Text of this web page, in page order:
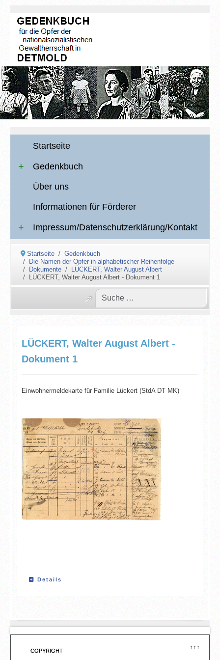
Startseite
Gedenkbuch
Über uns
Informationen für Förderer
Impressum/Datenschutzerklärung/Kontakt
Startseite
Gedenkbuch
Die Namen der Opfer in alphabetischer Reihenfolge
Dokumente
LÜCKERT, Walter August Albert
LÜCKERT, Walter August Albert - Dokument 1
↑↑↑
COPYRIGHT
LÜCKERT, Walter August Albert -
Dokument 1
Einwohnermeldekarte für Familie Lückert (StdA DT MK)
Details